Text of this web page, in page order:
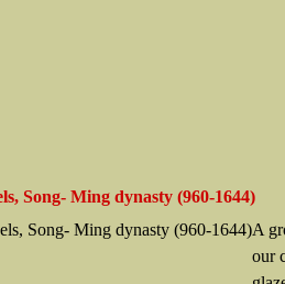
Song- Ming dynasty (960-1644)
A
our